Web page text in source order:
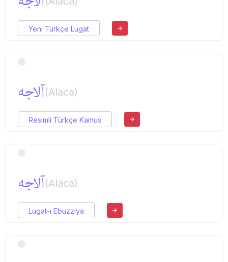
Yeni Türkçe Lugat
آلاجه(Alaca)
Resimli Türkçe Kamus
آلاجه(Alaca)
Lugat-ı Ebuzziya